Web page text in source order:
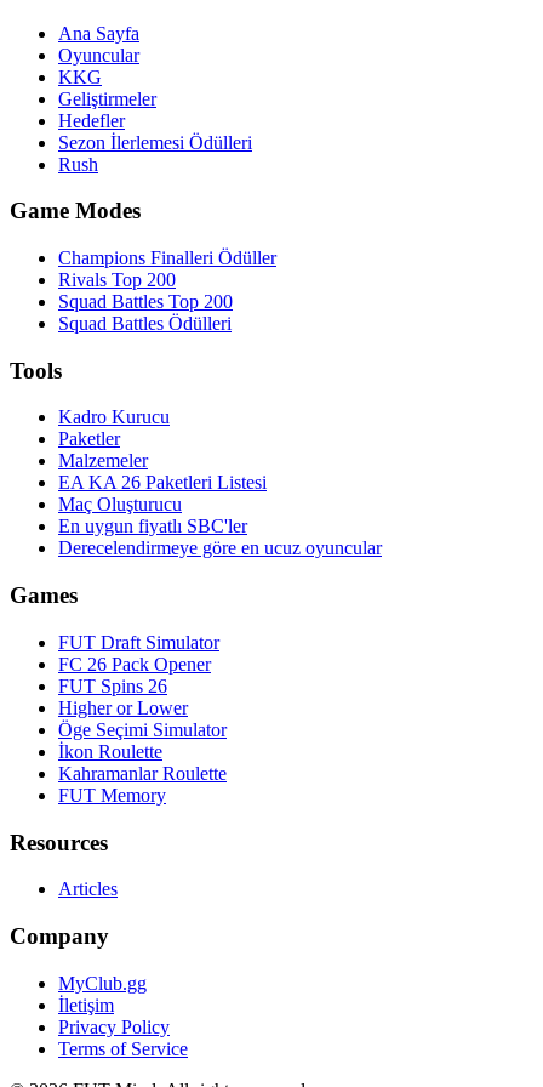
Ana Sayfa
Oyuncular
KKG
Geliştirmeler
Hedefler
Sezon İlerlemesi Ödülleri
Rush
Game Modes
Champions Finalleri Ödüller
Rivals Top 200
Squad Battles Top 200
Squad Battles Ödülleri
Tools
Kadro Kurucu
Paketler
Malzemeler
EA KA 26 Paketleri Listesi
Maç Oluşturucu
En uygun fiyatlı SBC'ler
Derecelendirmeye göre en ucuz oyuncular
Games
FUT Draft Simulator
FC 26 Pack Opener
FUT Spins 26
Higher or Lower
Öge Seçimi Simulator
İkon Roulette
Kahramanlar Roulette
FUT Memory
Resources
Articles
Company
MyClub.gg
İletişim
Privacy Policy
Terms of Service